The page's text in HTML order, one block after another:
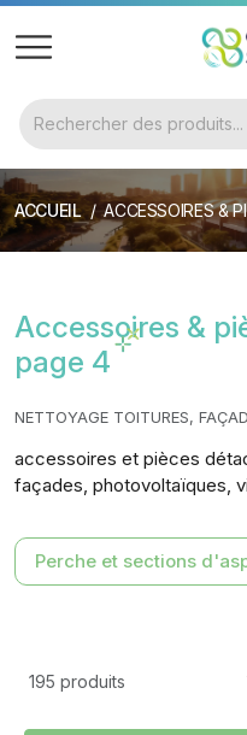
ACCUEIL ACCESSOIRES &
Accessoires &
page 4
NETTOYAGE TOITURES,
accessoires et pièces
façades, photovoltaïques,
Perche et sections
195 produits